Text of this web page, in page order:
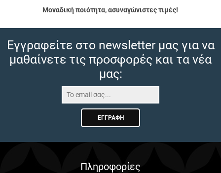
Μοναδική ποιότητα, ασυναγώνιστες τιμές!
Εγγραφείτε στο newsletter μας για να
μαθαίνετε τις προσφορές και τα νέα
μας:
ΕΓΓΡΑΦΉ
Πληροφορίες